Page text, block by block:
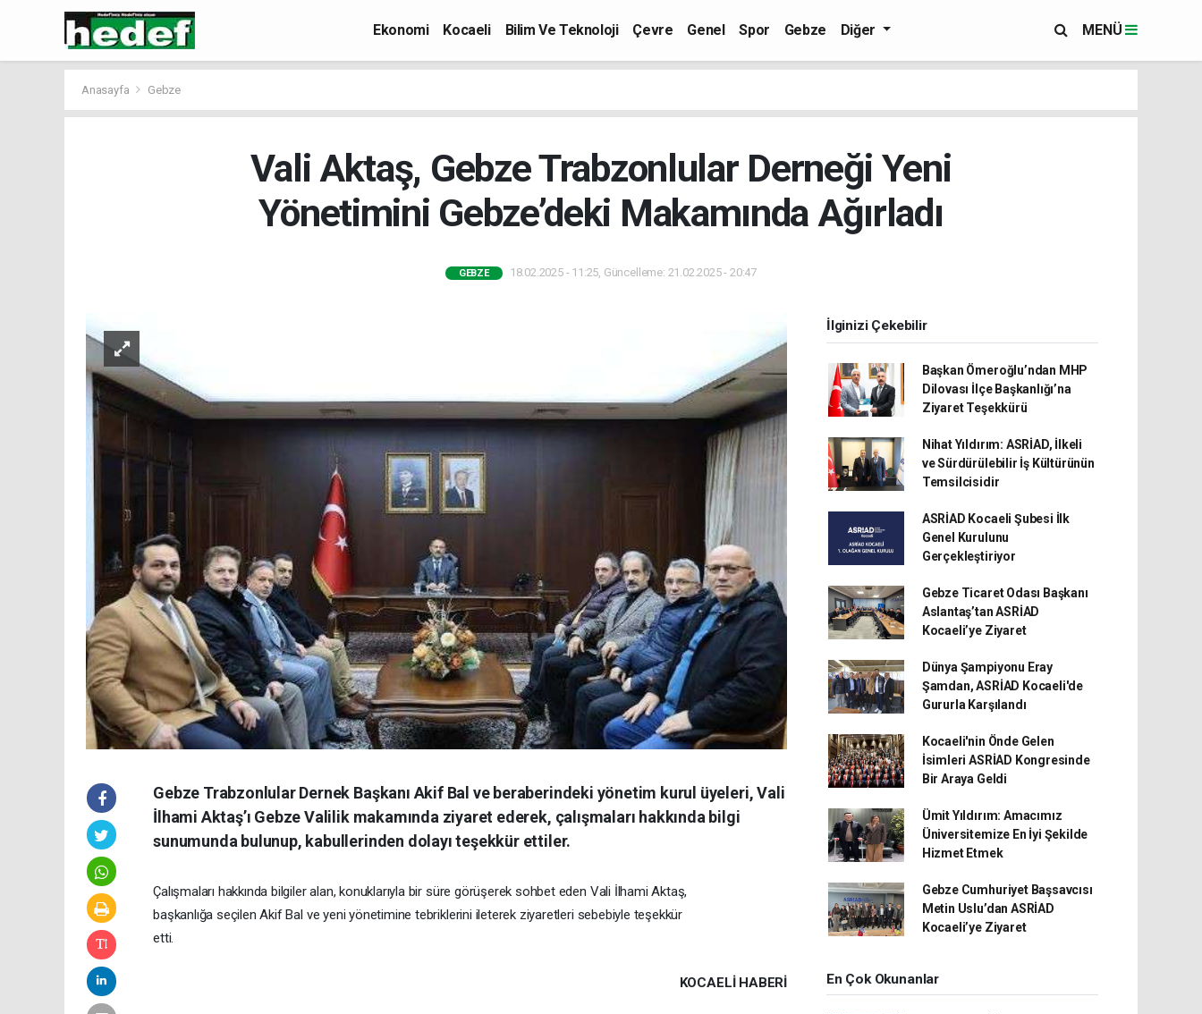
Ekonomi Kocaeli Bilim Ve Teknoloji Çevre Genel Spor Gebze Diğer MENÜ
Anasayfa Gebze
Vali Aktaş, Gebze Trabzonlular Derneği Yeni
Yönetimini Gebze’deki Makamında Ağırladı
GEBZE 18.02.2025 - 11:25, Güncelleme: 21.02.2025 - 20:47
Gebze Trabzonlular Dernek Başkanı Akif Bal ve beraberindeki yönetim kurul üyeleri, Vali
İlhami Aktaş’ı Gebze Valilik makamında ziyaret ederek, çalışmaları hakkında bilgi
sunumunda bulunup, kabullerinden dolayı teşekkür ettiler.
Çalışmaları hakkında bilgiler alan, konuklarıyla bir süre görüşerek sohbet eden Vali İlhami Aktaş,
başkanlığa seçilen Akif Bal ve yeni yönetimine tebriklerini ileterek ziyaretleri sebebiyle teşekkür
etti.
KOCAELI HABERİ
İlginizi Çekebilir
Başkan Ömeroğlu’ndan MHP
Dilovası İlçe Başkanlığı’na
Ziyaret Teşekkürü
Nihat Yıldırım: ASRİAD, İlkeli
ve Sürdürülebilir İş Kültürünün
Temsilcisidir
ASRİAD Kocaeli Şubesi İlk
Genel Kurulunu
Gerçekleştiriyor
Gebze Ticaret Odası Başkanı
Aslantaş’tan ASRİAD
Kocaeli’ye Ziyaret
Dünya Şampiyonu Eray
Şamdan, ASRİAD Kocaeli'de
Gururla Karşılandı
Kocaeli'nin Önde Gelen
İsimleri ASRİAD Kongresinde
Bir Araya Geldi
Ümit Yıldırım: Amacımız
Üniversitemize En İyi Şekilde
Hizmet Etmek
Gebze Cumhuriyet Başsavcısı
Metin Uslu’dan ASRİAD
Kocaeli’ye Ziyaret
En Çok Okunanlar